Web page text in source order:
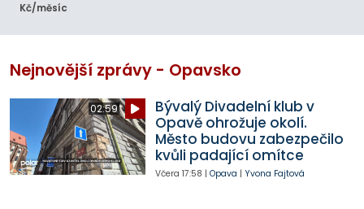
Kč/měsíc
Nejnovější zprávy - Opavsko
02:59
Bývalý Divadelní klub v
Opavě ohrožuje okolí.
Město budovu zabezpečilo
kvůli padající omítce
Včera 17:58 | Opava | Yvona Fajtová